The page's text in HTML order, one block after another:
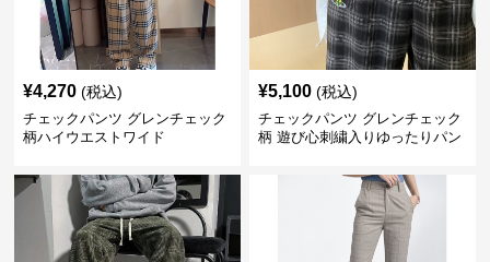
¥4,270 (税込)
チェックパンツ グレンチェック
柄ハイウエストワイド
¥5,100 (税込)
チェックパンツ グレンチェック
柄 遊び心刺繍入りゆったりパン